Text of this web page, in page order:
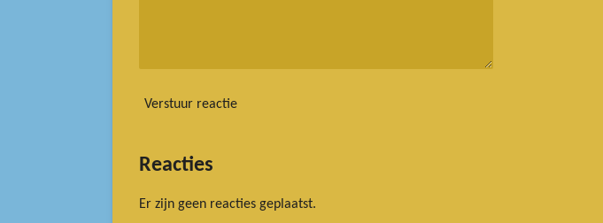
Verstuur reactie
Reacties
Er zijn geen reacties geplaatst.